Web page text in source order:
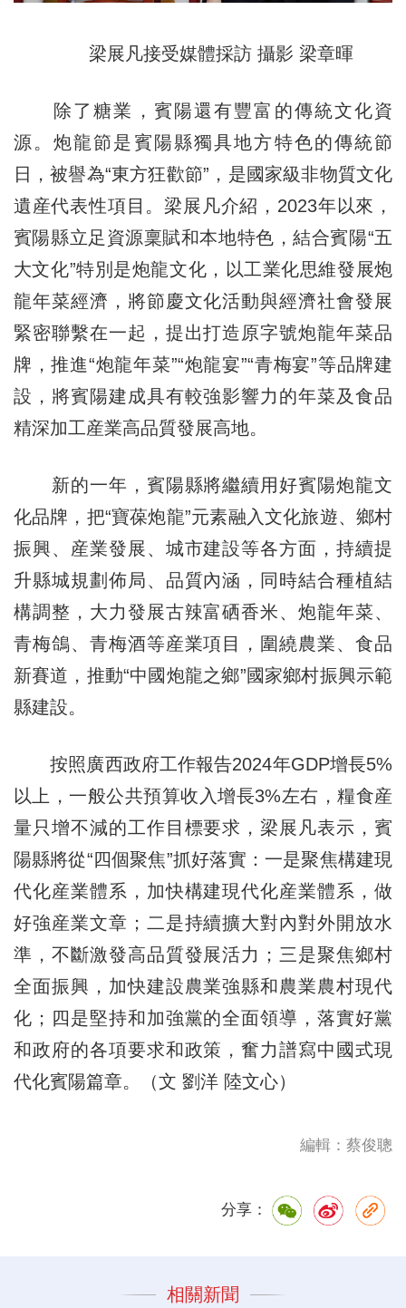
梁展凡接受媒體採訪 攝影 梁章暉
除了糖業，賓陽還有豐富的傳統文化資
源。炮龍節是賓陽縣獨具地方特色的傳統節
日，被譽為“東方狂歡節”，是國家級非物質文化
遺産代表性項目。梁展凡介紹，2023年以來，
賓陽縣立足資源稟賦和本地特色，結合賓陽“五
大文化”特別是炮龍文化，以工業化思維發展炮
龍年菜經濟，將節慶文化活動與經濟社會發展
緊密聯繫在一起，提出打造原字號炮龍年菜品
牌，推進“炮龍年菜”“炮龍宴”“青梅宴”等品牌建
設，將賓陽建成具有較強影響力的年菜及食品
精深加工産業高品質發展高地。
新的一年，賓陽縣將繼續用好賓陽炮龍文
化品牌，把“寶葆炮龍”元素融入文化旅遊、鄉村
振興、産業發展、城市建設等各方面，持續提
升縣城規劃佈局、品質內涵，同時結合種植結
構調整，大力發展古辣富硒香米、炮龍年菜、
青梅鴿、青梅酒等産業項目，圍繞農業、食品
新賽道，推動“中國炮龍之鄉”國家鄉村振興示範
縣建設。
按照廣西政府工作報告2024年GDP增長5%
以上，一般公共預算收入增長3%左右，糧食産
量只增不減的工作目標要求，梁展凡表示，賓
陽縣將從“四個聚焦”抓好落實：一是聚焦構建現
代化産業體系，加快構建現代化産業體系，做
好強産業文章；二是持續擴大對內對外開放水
準，不斷激發高品質發展活力；三是聚焦鄉村
全面振興，加快建設農業強縣和農業農村現代
化；四是堅持和加強黨的全面領導，落實好黨
和政府的各項要求和政策，奮力譜寫中國式現
代化賓陽篇章。（文 劉洋 陸文心）
編輯：蔡俊聰
分享：
相關新聞